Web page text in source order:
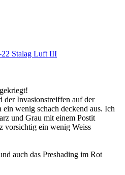
Stalag Luft III
der Invasionstreiffen auf der
wenig schach deckend aus. Ich
und Grau mit einem Postit
vorsichtig ein wenig Weiss
auch das Preshading im Rot